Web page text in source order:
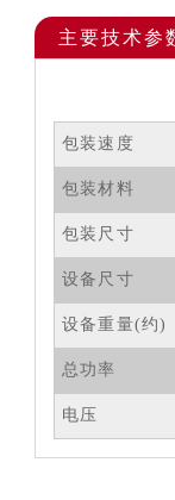
主要技术参
包装速度
包装材料
包装尺寸
设备尺寸
设备重量(约)
总功率
电压